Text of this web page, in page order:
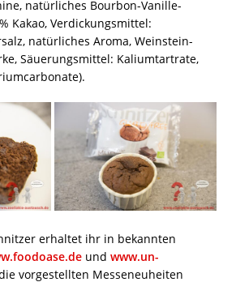
natürliches Bourbon-Vanille-
Kakao, Verdickungsmittel:
natürliches Aroma, Weinstein-
Säuerungsmittel: Kaliumtartrate,
erhaltet ihr in bekannten
und www.un-
vorgestellten Messeneuheiten